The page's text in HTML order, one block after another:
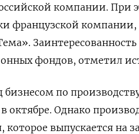
компании. При
французской компании,
фондов, отметил
бизнесом по
в октябре. Однако
которое выпускается на